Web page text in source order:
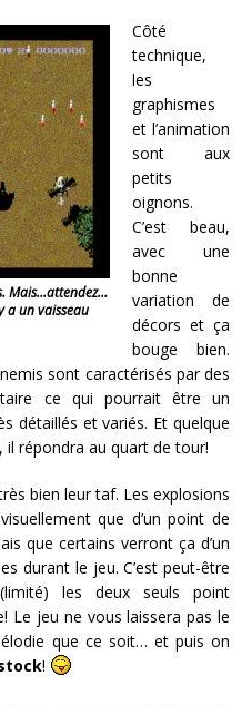
Mais…attendez…
a un vaisseau
Côté
technique,
les
graphismes
et l’animation
sont aux
petits
oignons.
C’est beau,
avec une
bonne
variation de
décors et ça
bouge bien.
sont caractérisés par des
ce qui pourrait être un
détaillés et variés. Et quelque
répondra au quart de tour!
bien leur taf. Les explosions
que d’un point de
que certains verront ça d’un
durant le jeu. C’est peut-être
les deux seuls point
Le jeu ne vous laissera pas le
que ce soit… et puis on
!